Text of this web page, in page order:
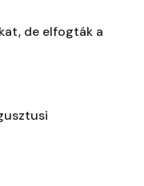
de elfogták a